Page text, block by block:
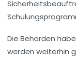
Die Behörden
werden weiterhin